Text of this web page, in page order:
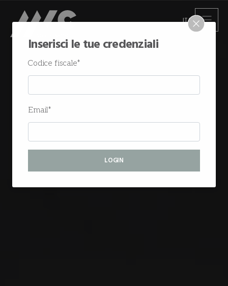
Inserisci le tue credenziali
Codice fiscale*
Email*
LOGIN
ITA